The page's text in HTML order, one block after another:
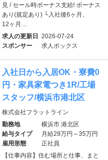
見 / セール時ボーナス支給! ボーナス
あり(規定あり) └入社後6ヶ月、
12ヶ月…
求人の更新日
2026-07-24
スポンサー
求人ボックス
入社日から入居OK・寮費0
円・家具家電つき1R/工場
スタッフ/横浜市港北区
株式会社フラットライン
勤務地
横浜市 港北区
給与タイプ
月給29万円～35万円
雇用形態
正社員
【仕事内容】住む場所と仕事、まと